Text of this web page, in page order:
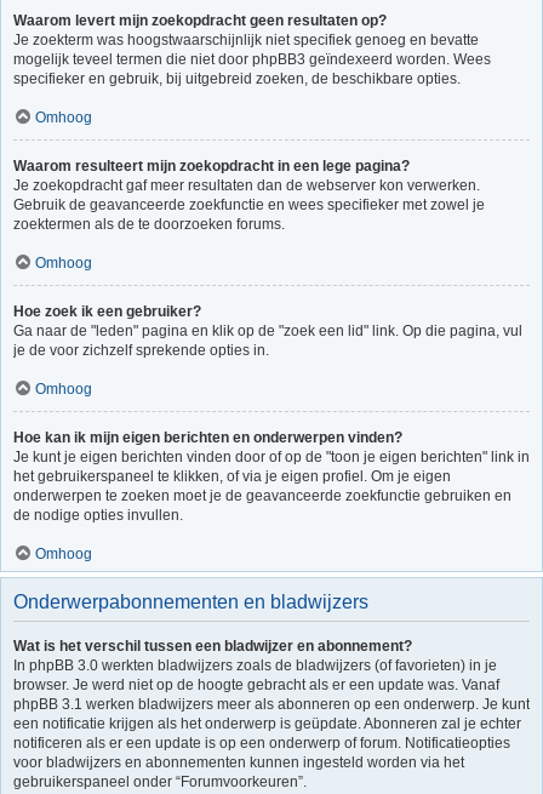
Waarom levert mijn zoekopdracht geen resultaten op?
Je zoekterm was hoogstwaarschijnlijk niet specifiek genoeg en bevatte
mogelijk teveel termen die niet door phpBB3 geïndexeerd worden. Wees
specifieker en gebruik, bij uitgebreid zoeken, de beschikbare opties.
Omhoog
Waarom resulteert mijn zoekopdracht in een lege pagina?
Je zoekopdracht gaf meer resultaten dan de webserver kon verwerken.
Gebruik de geavanceerde zoekfunctie en wees specifieker met zowel je
zoektermen als de te doorzoeken forums.
Omhoog
Hoe zoek ik een gebruiker?
Ga naar de "leden" pagina en klik op de "zoek een lid" link. Op die pagina, vul
je de voor zichzelf sprekende opties in.
Omhoog
Hoe kan ik mijn eigen berichten en onderwerpen vinden?
Je kunt je eigen berichten vinden door of op de "toon je eigen berichten" link in
het gebruikerspaneel te klikken, of via je eigen profiel. Om je eigen
onderwerpen te zoeken moet je de geavanceerde zoekfunctie gebruiken en
de nodige opties invullen.
Omhoog
Onderwerpabonnementen en bladwijzers
Wat is het verschil tussen een bladwijzer en abonnement?
In phpBB 3.0 werkten bladwijzers zoals de bladwijzers (of favorieten) in je
browser. Je werd niet op de hoogte gebracht als er een update was. Vanaf
phpBB 3.1 werken bladwijzers meer als abonneren op een onderwerp. Je kunt
een notificatie krijgen als het onderwerp is geüpdate. Abonneren zal je echter
notificeren als er een update is op een onderwerp of forum. Notificatieopties
voor bladwijzers en abonnementen kunnen ingesteld worden via het
gebruikerspaneel onder “Forumvoorkeuren”.